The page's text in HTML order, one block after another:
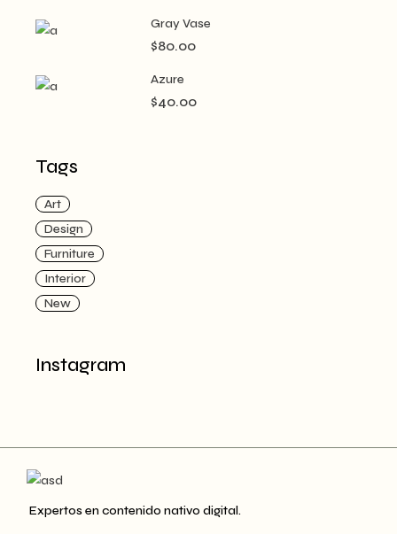
Gray Vase
$80.00
Azure
$40.00
Tags
Art
Design
Furniture
Interior
New
Instagram
Expertos en contenido nativo digital.